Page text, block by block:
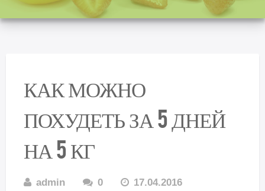
КАК МОЖНО
ПОХУДЕТЬ ЗА 5 ДНЕЙ
НА 5 КГ
admin 0
17.04.2016